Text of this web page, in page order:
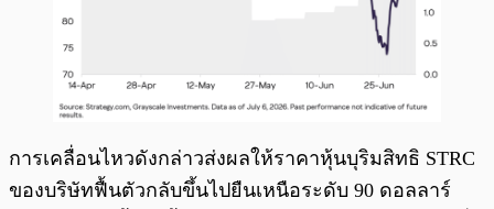
การเคลื่อนไหวดังกล่าวส่งผลให้ราคาหุ้นบุริมสิทธิ STRC
ของบริษัทฟื้นตัวกลับขึ้นไปยืนเหนือระดับ 90 ดอลลาร์